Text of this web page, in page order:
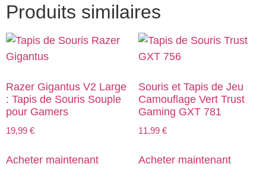
Produits similaires
Razer Gigantus V2 Large
: Tapis de Souris Souple
pour Gamers
19,99 €
Acheter maintenant
Souris et Tapis de Jeu
Camouflage Vert Trust
Gaming GXT 781
11,99 €
Acheter maintenant